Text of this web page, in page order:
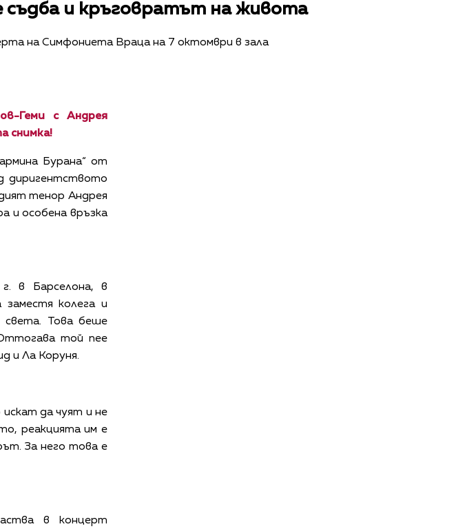
съдба и кръговратът на живота
на Симфониета Враца на 7 октомври в зала
Геми с Андрея
снимка!
Бурана“ от
диригентството
тенор Андрея
и особена връзка
в Барселона, в
заместя колега и
света. Това беше
той пее
и Ла Коруня.
искат да чуят и не
реакцията им е
За него това е
в концерт